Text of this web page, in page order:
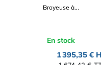
Broyeuse à...
En stock
1 395,35 €